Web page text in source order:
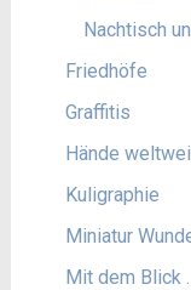
Nachtisch
Friedhöfe
Graffitis
Hände
Kuligraphie
Miniatur
Mit dem Blick .